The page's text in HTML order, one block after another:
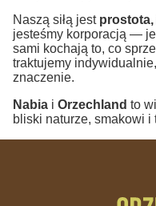
Naszą siłą jest
jesteśmy korporacją —
sami kochają to, co
traktujemy
znaczenie.
Nabia i Orzechland to
bliski naturze, smakowi i